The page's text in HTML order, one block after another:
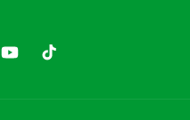
YouTubeTikTok